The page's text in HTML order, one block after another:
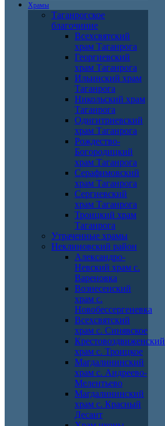
Храмы
Таганрогское
благочиние
Всехсвятский
храм Таганрога
Георгиевский
храм Таганрога
Ильинский храм
Таганрога
Никольский храм
Таганрога
Одигитриевский
храм Таганрога
Рождество-
Богородицкий
храм Таганрога
Серафимовский
храм Таганрога
Сергиевский
храм Таганрога
Троицкий храм
Таганрога
Утраченные храмы
Неклиновский район
Александро-
Невский храм с.
Вареновка
Вознесенский
храм с.
Новобессергеневка
Всехсвятский
храм с. Синявское
Крестовоздвиженский
храм с. Троицкое
Магдалининский
храм с. Андреево-
Мелентьево
Магдалининский
храм с. Красный
Десант